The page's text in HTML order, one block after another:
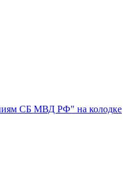
СБ МВД РФ" на колодке